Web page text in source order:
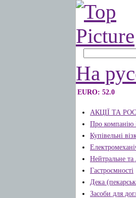
На
EURO: 52.0
АКЦІЇ ТА
Про
Купівельні
Нейтральне
Гастроємності
Дека
Засоби для